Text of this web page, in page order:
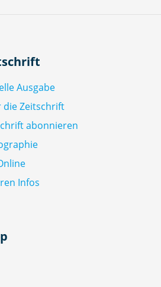
Ausgabe
die Zeitschrift
abonnieren
Infos